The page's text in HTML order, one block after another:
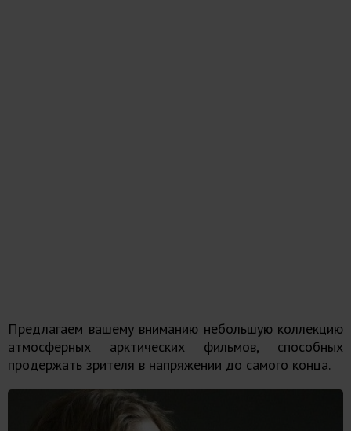
Предлагаем вашему вниманию небольшую коллекцию
атмосферных арктических фильмов, способных
продержать зрителя в напряжении до самого конца.